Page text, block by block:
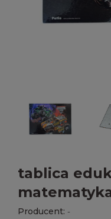
tablica
Producent: -